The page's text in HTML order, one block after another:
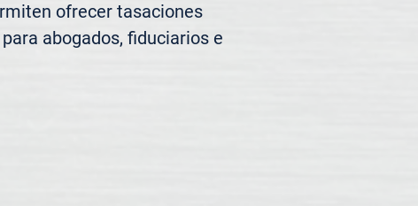
ofrecer tasaciones
abogados, fiduciarios e